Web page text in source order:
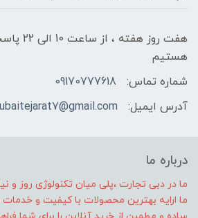
هفت روز
هستیم
شماره تماس:
09170777618
آدرس ایمیل:
درباره ما
ما در دبی تجارت ،پلی میان تکنولوژی روز
ما ارایه بهترین محصولات با کیفیت و